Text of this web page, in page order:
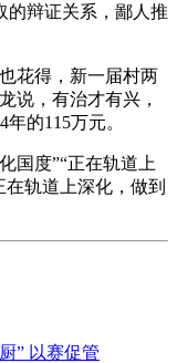
的辩证关系，鄙人推
花得，新一届村两
说，有治才有兴，
的115万元。
度”“正在轨道上
轨道上深化，做到
” 以赛促管